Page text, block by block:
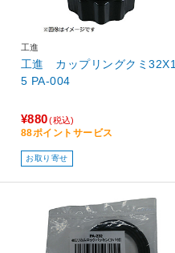
工進
工進 カップリングクミ32X1
5 PA-004
¥880 (税込)
88ポイントサービス
お取り寄せ